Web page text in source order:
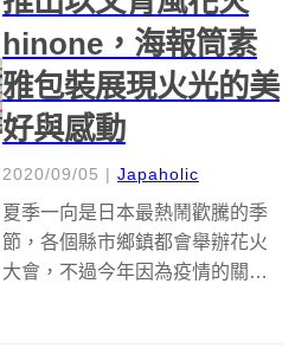
hinone，海報筒素
雅包裝展現火光的美
好與感動
2020/09/05 | Japaholic
夏季一向是日本最熱鬧歡騰的季
節，各個縣市鄉鎮都會舉辦花火
大會，不過今年因為疫情的關